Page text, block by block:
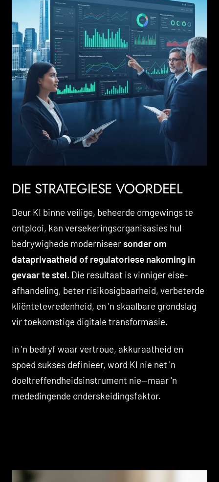
DIE STRATEGIESE VOORDEEL
Deur KI binne veilige, beheerde omgewings te
ontplooi, kan versekeringsorganisasies hul
bedrywighede moderniseersonder om
dataprivaatheid of regulatoriese nakoming in
gevaar te stel. Die resultaat is vinniger eise-
afhandeling, beter risikosigbaarheid, verbeterde
kliëntetevredenheid, en 'n skaalbare grondslag
vir toekomstige digitale transformasie.
In 'n bedryf waar vertroue, akkuraatheid en
spoed sukses definieer, word KI nie net 'n
doeltreffendheidsinstrument nie—maar 'n
mededingende onderskeidingsfaktor.